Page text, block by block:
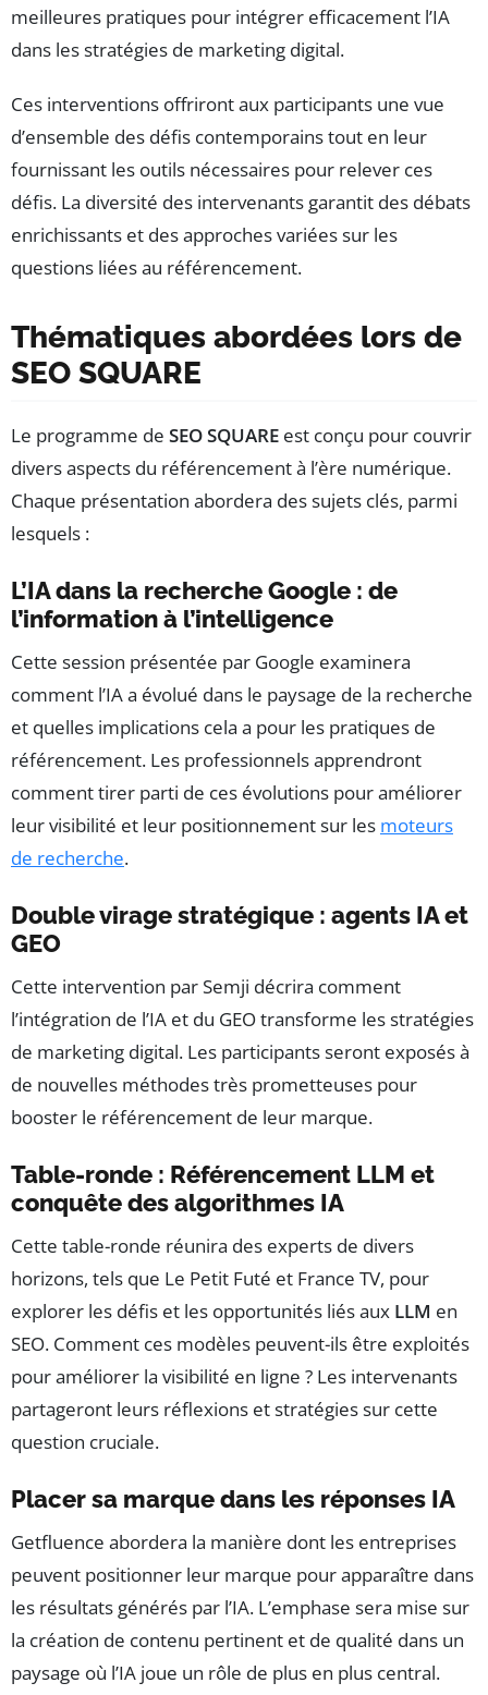
meilleures pratiques pour intégrer efficacement l’IA
dans les stratégies de marketing digital.
Ces interventions offriront aux participants une vue
d’ensemble des défis contemporains tout en leur
fournissant les outils nécessaires pour relever ces
défis. La diversité des intervenants garantit des débats
enrichissants et des approches variées sur les
questions liées au référencement.
Thématiques abordées lors de
SEO SQUARE
Le programme de SEO SQUARE est conçu pour couvrir
divers aspects du référencement à l’ère numérique.
Chaque présentation abordera des sujets clés, parmi
lesquels :
L’IA dans la recherche Google : de
l’information à l’intelligence
Cette session présentée par Google examinera
comment l’IA a évolué dans le paysage de la recherche
et quelles implications cela a pour les pratiques de
référencement. Les professionnels apprendront
comment tirer parti de ces évolutions pour améliorer
leur visibilité et leur positionnement sur les moteurs
de recherche.
Double virage stratégique : agents IA et
GEO
Cette intervention par Semji décrira comment
l’intégration de l’IA et du GEO transforme les stratégies
de marketing digital. Les participants seront exposés à
de nouvelles méthodes très prometteuses pour
booster le référencement de leur marque.
Table-ronde : Référencement LLM et
conquête des algorithmes IA
Cette table-ronde réunira des experts de divers
horizons, tels que Le Petit Futé et France TV, pour
explorer les défis et les opportunités liés aux LLM en
SEO. Comment ces modèles peuvent-ils être exploités
pour améliorer la visibilité en ligne ? Les intervenants
partageront leurs réflexions et stratégies sur cette
question cruciale.
Placer sa marque dans les réponses IA
Getfluence abordera la manière dont les entreprises
peuvent positionner leur marque pour apparaître dans
les résultats générés par l’IA. L’emphase sera mise sur
la création de contenu pertinent et de qualité dans un
paysage où l’IA joue un rôle de plus en plus central.